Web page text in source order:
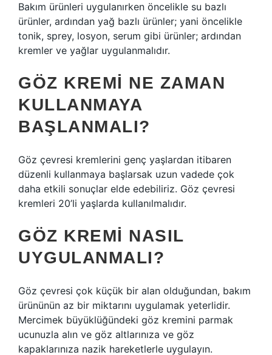
Bakım ürünleri uygulanırken öncelikle su bazlı
ürünler, ardından yağ bazlı ürünler; yani öncelikle
tonik, sprey, losyon, serum gibi ürünler; ardından
kremler ve yağlar uygulanmalıdır.
GÖZ KREMI NE ZAMAN
KULLANMAYA
BAŞLANMALI?
Göz çevresi kremlerini genç yaşlardan itibaren
düzenli kullanmaya başlarsak uzun vadede çok
daha etkili sonuçlar elde edebiliriz. Göz çevresi
kremleri 20’li yaşlarda kullanılmalıdır.
GÖZ KREMI NASIL
UYGULANMALI?
Göz çevresi çok küçük bir alan olduğundan, bakım
ürününün az bir miktarını uygulamak yeterlidir.
Mercimek büyüklüğündeki göz kremini parmak
ucunuzla alın ve göz altlarınıza ve göz
kapaklarınıza nazik hareketlerle uygulayın.